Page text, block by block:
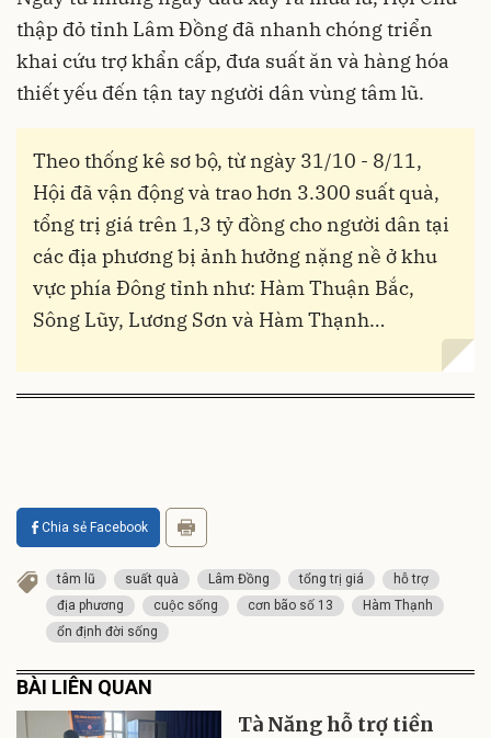
thập đỏ tỉnh Lâm Đồng đã nhanh chóng triển
khai cứu trợ khẩn cấp, đưa suất ăn và hàng hóa
thiết yếu đến tận tay người dân vùng tâm lũ.
Theo thống kê sơ bộ, từ ngày 31/10 - 8/11,
Hội đã vận động và trao hơn 3.300 suất quà,
tổng trị giá trên 1,3 tỷ đồng cho người dân tại
các địa phương bị ảnh hưởng nặng nề ở khu
vực phía Đông tỉnh như: Hàm Thuận Bắc,
Sông Lũy, Lương Sơn và Hàm Thạnh…
Chia sẻ Facebook
tâm lũ suất quà Lâm Đồng tổng trị giá
hỗ trợ
địa phương
cuộc sống cơn bão số 13
Hàm Thạnh
ổn định đời sống
BÀI LIÊN QUAN
Tà Năng hỗ trợ tiền